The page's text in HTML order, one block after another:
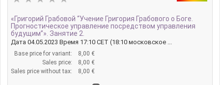
«Григорий Грабовой “Учение Григория Грабового о Боге.
Прогностическое управление посредством управления
будущим”». Занятие 2.
Дата 04.05.2023 Время 17:10 CET (18:10 московское ...
Base price for variant:
8,00 €
Sales price:
8,00 €
Sales price without tax:
8,00 €